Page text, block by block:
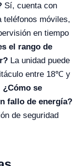
Sí, cuenta con
teléfonos móviles,
en tiempo
el rango de
La unidad puede
entre 18℃ y
¿Cómo se
fallo de energía?
de seguridad